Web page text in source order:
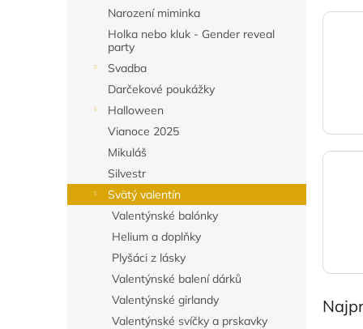
Narození miminka
Holka nebo kluk - Gender reveal
party
Svadba
Darčekové poukážky
Halloween
Vianoce 2025
Mikuláš
Silvestr
Svätý valentín
Valentýnské balónky
Helium a doplňky
Plyšáci z lásky
Valentýnské balení dárků
Valentýnské girlandy
Valentýnské svíčky a prskavky